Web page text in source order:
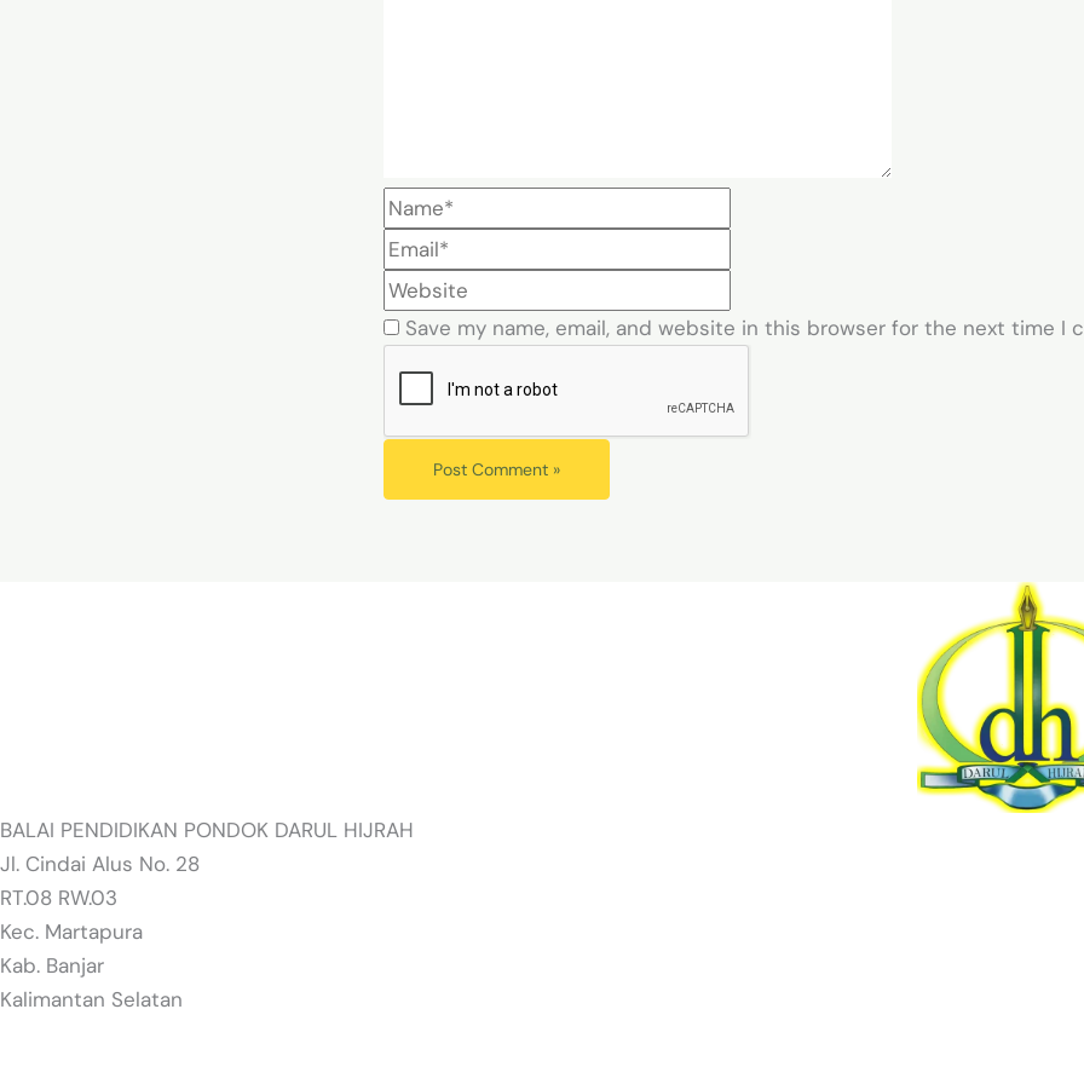
Save my name, email, and website in this browser for the next time I
BALAI PENDIDIKAN PONDOK DARUL HIJRAH
Jl. Cindai Alus No. 28
RT.08 RW.03
Kec. Martapura
Kab. Banjar
Kalimantan Selatan